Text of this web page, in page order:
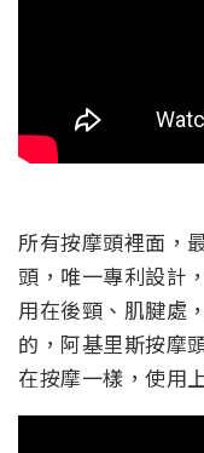
所有按摩頭裡面，
頭，唯一專利設計
用在後頸、肌腱處
的，阿基里斯按摩
在按摩一樣，使用